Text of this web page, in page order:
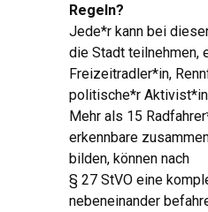
Regeln?
Jede*r kann bei
die Stadt teilnehmen,
Freizeitradler*in,
politische*r
Mehr als 15
erkennbare
bilden, können nach
§ 27 StVO eine ko
nebeneinander